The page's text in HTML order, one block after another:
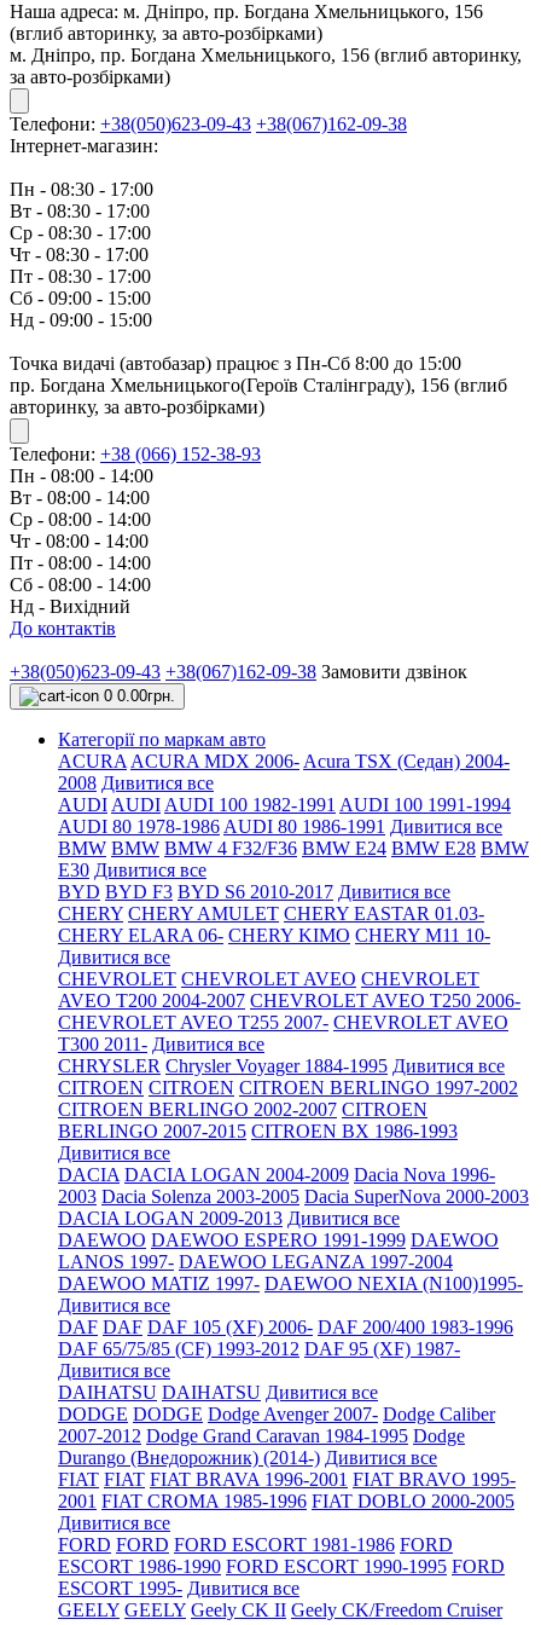
Наша адреса: м. Дніпро, пр. Богдана Хмельницького, 156
(вглиб авторинку, за авто-розбірками)
м. Дніпро, пр. Богдана Хмельницького, 156 (вглиб авторинку,
за авто-розбірками)
Телефони: +38(050)623-09-43 +38(067)162-09-38
Інтернет-магазин:
Пн - 08:30 - 17:00
Вт - 08:30 - 17:00
Ср - 08:30 - 17:00
Чт - 08:30 - 17:00
Пт - 08:30 - 17:00
Сб - 09:00 - 15:00
Нд - 09:00 - 15:00
Точка видачі (автобазар) працює з Пн-Сб 8:00 до 15:00
пр. Богдана Хмельницького(Героїв Сталінграду), 156 (вглиб
авторинку, за авто-розбірками)
Телефони: +38 (066) 152-38-93
Пн - 08:00 - 14:00
Вт - 08:00 - 14:00
Ср - 08:00 - 14:00
Чт - 08:00 - 14:00
Пт - 08:00 - 14:00
Сб - 08:00 - 14:00
Нд - Вихідний
До контактів
+38(050)623-09-43 +38(067)162-09-38 Замовити дзвінок
0 0.00грн.
Категорії по маркам авто
ACURA ACURA MDX 2006- Acura TSX (Седан) 2004-
2008 Дивитися все
AUDI AUDI AUDI 100 1982-1991 AUDI 100 1991-1994
AUDI 80 1978-1986 AUDI 80 1986-1991 Дивитися все
BMW BMW BMW 4 F32/F36 BMW E24 BMW E28 BMW
E30 Дивитися все
BYD BYD F3 BYD S6 2010-2017 Дивитися все
CHERY CHERY AMULET CHERY EASTAR 01.03-
CHERY ELARA 06- CHERY KIMO CHERY M11 10-
Дивитися все
CHEVROLET CHEVROLET AVEO CHEVROLET
AVEO Т200 2004-2007 CHEVROLET AVEO Т250 2006-
CHEVROLET AVEO Т255 2007- CHEVROLET AVEO
Т300 2011- Дивитися все
CHRYSLER Chrysler Voyager 1884-1995 Дивитися все
CITROEN CITROEN CITROEN BERLINGO 1997-2002
CITROEN BERLINGO 2002-2007 CITROEN
BERLINGO 2007-2015 CITROEN BX 1986-1993
Дивитися все
DACIA DACIA LOGAN 2004-2009 Dacia Nova 1996-
2003 Dacia Solenza 2003-2005 Dacia SuperNova 2000-2003
DACIA LOGAN 2009-2013 Дивитися все
DAEWOO DAEWOO ESPERO 1991-1999 DAEWOO
LANOS 1997- DAEWOO LEGANZA 1997-2004
DAEWOO MATIZ 1997- DAEWOO NEXIA (N100)1995-
Дивитися все
DAF DAF DAF 105 (XF) 2006- DAF 200/400 1983-1996
DAF 65/75/85 (CF) 1993-2012 DAF 95 (XF) 1987-
Дивитися все
DAIHATSU DAIHATSU Дивитися все
DODGE DODGE Dodge Avenger 2007- Dodge Caliber
2007-2012 Dodge Grand Caravan 1984-1995 Dodge
Durango (Внедорожник) (2014-) Дивитися все
FIAT FIAT FIAT BRAVA 1996-2001 FIAT BRAVO 1995-
2001 FIAT CROMA 1985-1996 FIAT DOBLO 2000-2005
Дивитися все
FORD FORD FORD ESCORT 1981-1986 FORD
ESCORT 1986-1990 FORD ESCORT 1990-1995 FORD
ESCORT 1995- Дивитися все
GEELY GEELY Geely CK II Geely CK/Freedom Cruiser